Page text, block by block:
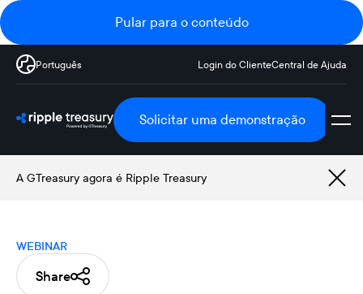
Pular para o conteúdo
Português Login do ClienteCentral de Ajuda
Solicitar uma demonstração
A GTreasury agora é Ripple Treasury
WEBINAR
Share